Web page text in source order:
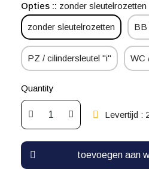
Opties : zonder sleutelrozetten
zonder sleutelrozetten BB
PZ / cilindersleutel "i" WC
Quantity
Levertijd :
toevoegen aan